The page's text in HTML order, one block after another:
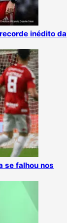
inédito da
se falhou nos